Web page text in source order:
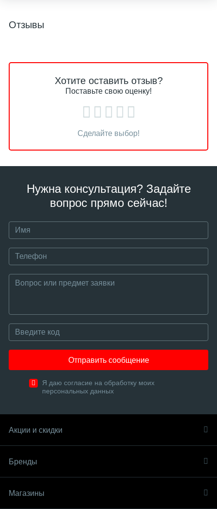
Отзывы
Хотите оставить отзыв?
Поставьте свою оценку!
Сделайте выбор!
Нужна консультация? Задайте
вопрос прямо сейчас!
Отправить сообщение
Я даю согласие на обработку моих
персональных данных
Акции и скидки
Бренды
Магазины